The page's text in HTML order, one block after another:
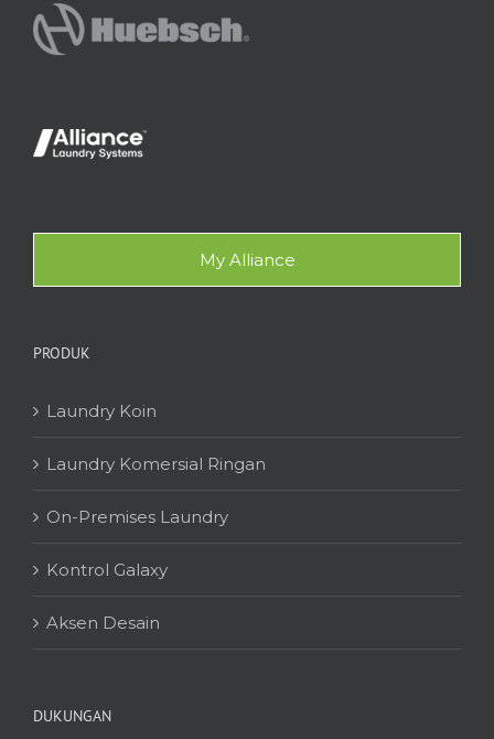
My Alliance
PRODUK
Laundry Koin
Laundry Komersial Ringan
On-Premises Laundry
Kontrol Galaxy
Aksen Desain
DUKUNGAN